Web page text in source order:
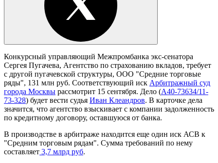
Конкурсный управляющий Межпромбанка экс-сенатора
Сергея Пугачева, Агентство по страхованию вкладов, требует
с другой пугачевской структуры, ООО "Средние торговые
ряды", 131 млн руб. Соответствующий иск Арбитражный суд
города Москвы рассмотрит 15 сентября. Дело (А40-73634/11-
73-328) будет вести судья Иван Клеандров. В карточке дела
значится, что агентство взыскивает с компании задолженность
по кредитному договору, оставшуюся от банка.
В производстве в арбитраже находится еще один иск АСВ к
"Средним торговым рядам". Сумма требований по нему
составляет 3,7 млрд руб.